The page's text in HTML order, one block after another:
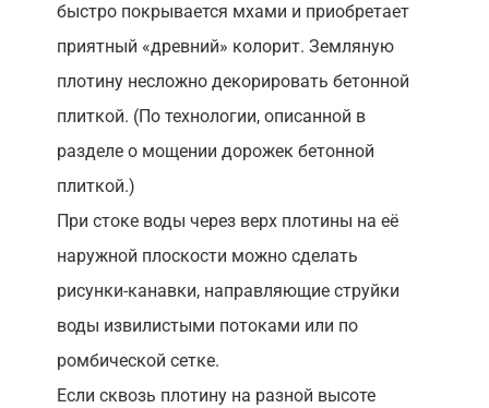
быстро покрывается мхами и приобретает
приятный «древний» колорит. Земляную
плотину несложно декорировать бетонной
плиткой. (По технологии, описанной в
разделе о мощении дорожек бетонной
плиткой.)
При стоке воды через верх плотины на её
наружной плоскости можно сделать
рисунки-канавки, направляющие струйки
воды извилистыми потоками или по
ромбической сетке.
Если сквозь плотину на разной высоте